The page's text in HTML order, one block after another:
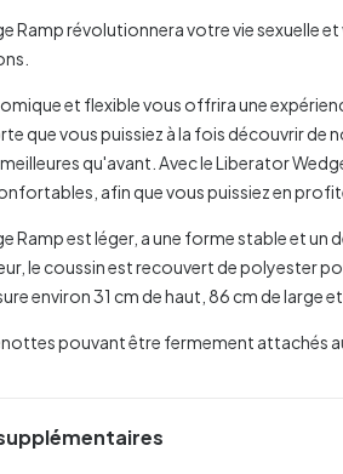
Ramp révolutionnera votre vie sexuelle
et flexible vous offrira une
que vous puissiez à la fois découvrir de
qu'avant. Avec le Liberator
afin que vous puissiez en
Ramp est léger, a une forme stable et un
le coussin est recouvert de polyester
environ 31 cm de haut, 86 cm de large et
pouvant être fermement attachés